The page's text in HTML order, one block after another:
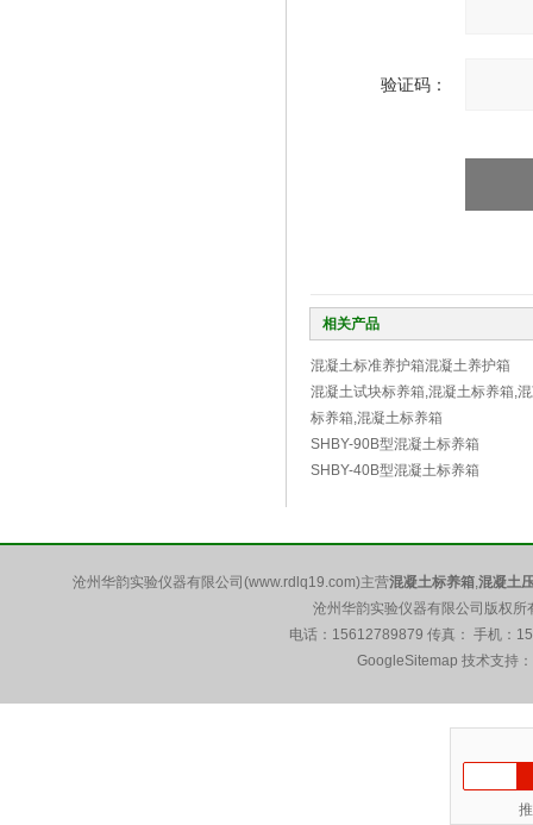
验证码：
相关产品
混凝土标准养护箱混凝土养护箱
混凝土试块标养箱,混凝土标养箱,
标养箱,混凝土标养箱
SHBY-90B型混凝土标养箱
SHBY-40B型混凝土标养箱
沧州华韵实验仪器有限公司(www.rdlq19.com)主营混凝土标养箱,混凝土
沧州华韵实验仪器有限公司版权
电话：15612789879 传真： 手机：
GoogleSitemap 技术支持